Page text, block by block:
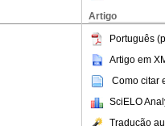
Artigo
Português
Artigo em
Como citar
SciELO
Tradução